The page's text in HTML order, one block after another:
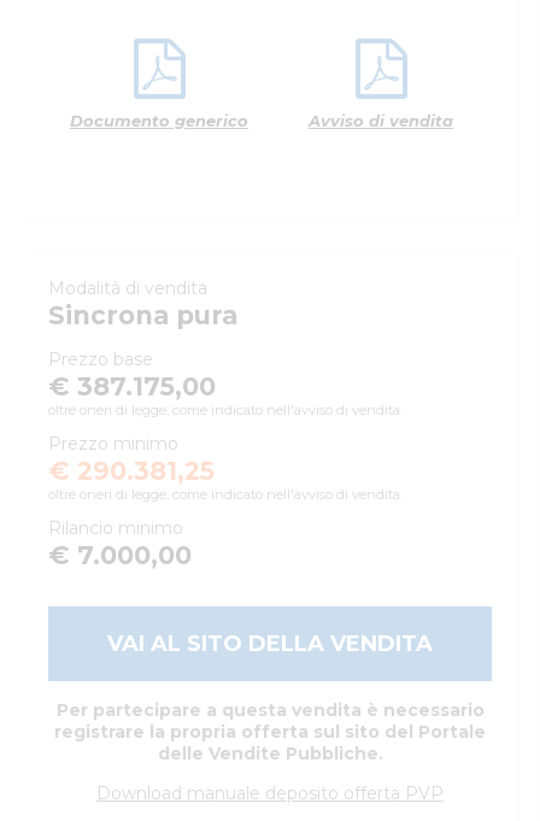
Documento generico Avviso di vendita
Modalità di vendita
Sincrona pura
Prezzo base
€ 387.175,00
oltre oneri di legge, come indicato nell'avviso di vendita.
Prezzo minimo
€ 290.381,25
oltre oneri di legge, come indicato nell'avviso di vendita.
Rilancio minimo
€ 7.000,00
VAI AL SITO DELLA VENDITA
Per partecipare a questa vendita è necessario
registrare la propria offerta sul sito del Portale
delle Vendite Pubbliche.
Download manuale deposito offerta PVP